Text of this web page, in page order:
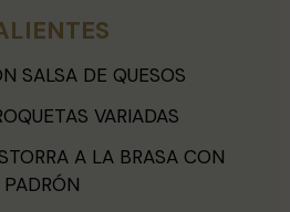
SALSA DE QUESOS
VARIADAS
A LA BRASA CON
PADRÓN